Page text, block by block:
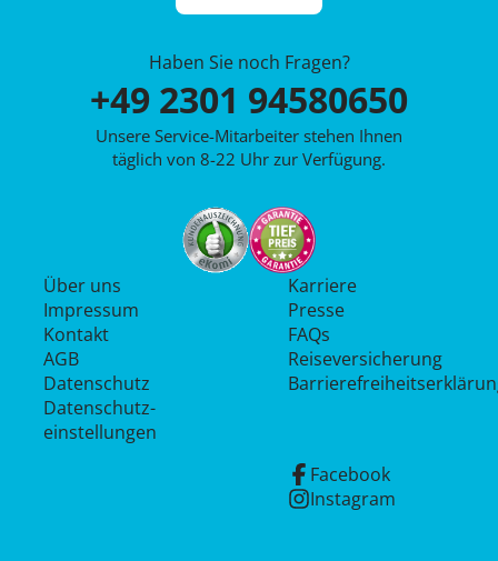
Haben Sie noch Fragen?
+49 2301 94580650
Unsere Service-Mitarbeiter stehen Ihnen
täglich von 8-22 Uhr zur Verfügung.
Über uns
Impressum
Kontakt
AGB
Datenschutz
Datenschutz­
einstellungen
Karriere
Presse
FAQs
Reiseversicherung
Facebook
Instagram